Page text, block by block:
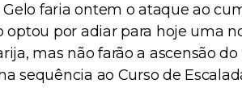
faria ontem o ataque ao
optou por adiar para hoje uma
mas não farão a ascensão
sequência ao Curso de